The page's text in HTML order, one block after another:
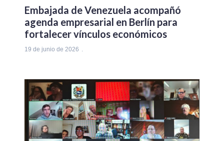
Embajada de Venezuela acompañó
agenda empresarial en Berlín para
fortalecer vínculos económicos
19 de junio de 2026